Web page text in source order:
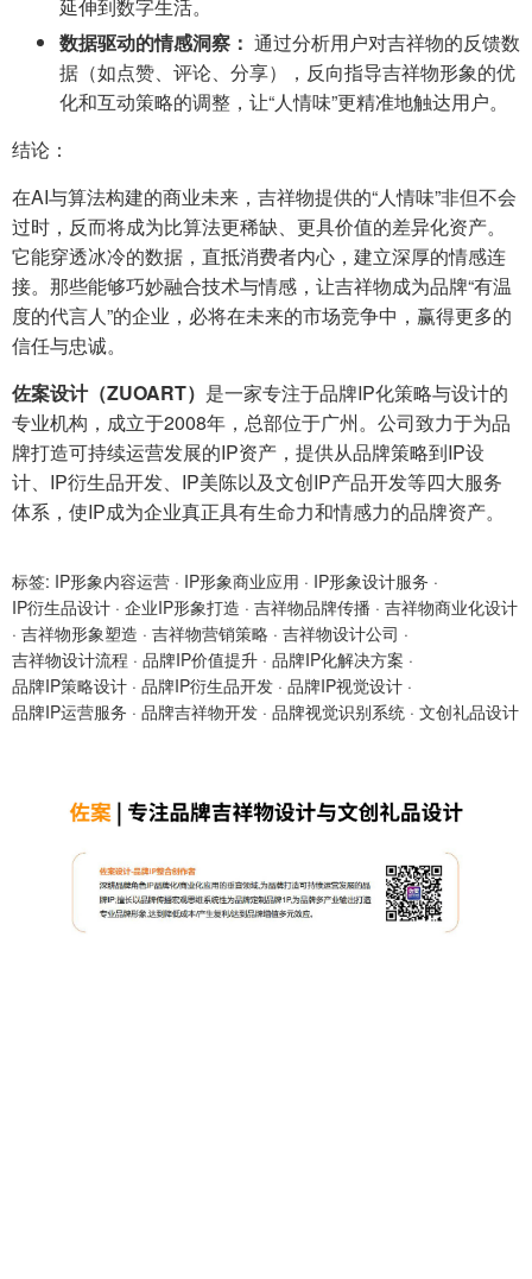
延伸到数字生活。
数据驱动的情感洞察： 通过分析用户对吉祥物的反馈数
据（如点赞、评论、分享），反向指导吉祥物形象的优
化和互动策略的调整，让“人情味”更精准地触达用户。
结论：
在AI与算法构建的商业未来，吉祥物提供的“人情味”非但不会
过时，反而将成为比算法更稀缺、更具价值的差异化资产。
它能穿透冰冷的数据，直抵消费者内心，建立深厚的情感连
接。那些能够巧妙融合技术与情感，让吉祥物成为品牌“有温
度的代言人”的企业，必将在未来的市场竞争中，赢得更多的
信任与忠诚。
佐案设计（ZUOART） 是一家专注于品牌IP化策略与设计的
专业机构，成立于2008年，总部位于广州。公司致力于为品
牌打造可持续运营发展的IP资产，提供从品牌策略到IP设
计、IP衍生品开发、IP美陈以及文创IP产品开发等四大服务
体系，使IP成为企业真正具有生命力和情感力的品牌资产。
标签: IP形象内容运营 · IP形象商业应用 · IP形象设计服务 ·
IP衍生品设计 · 企业IP形象打造 · 吉祥物品牌传播 · 吉祥物商业化设计
· 吉祥物形象塑造 · 吉祥物营销策略 · 吉祥物设计公司 ·
吉祥物设计流程 · 品牌IP价值提升 · 品牌IP化解决方案 ·
品牌IP策略设计 · 品牌IP衍生品开发 · 品牌IP视觉设计 ·
品牌IP运营服务 · 品牌吉祥物开发 · 品牌视觉识别系统 · 文创礼品设计